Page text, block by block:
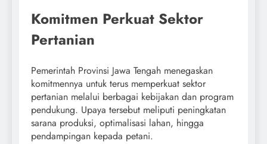
Komitmen Perkuat Sektor
Pertanian
Pemerintah Provinsi Jawa Tengah menegaskan
komitmennya untuk terus memperkuat sektor
pertanian melalui berbagai kebijakan dan program
pendukung. Upaya tersebut meliputi peningkatan
sarana produksi, optimalisasi lahan, hingga
pendampingan kepada petani.